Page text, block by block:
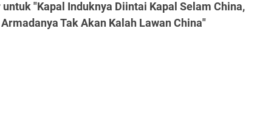
"Kapal Induknya Diintai Kapal Selam China,
Tak Akan Kalah Lawan China"